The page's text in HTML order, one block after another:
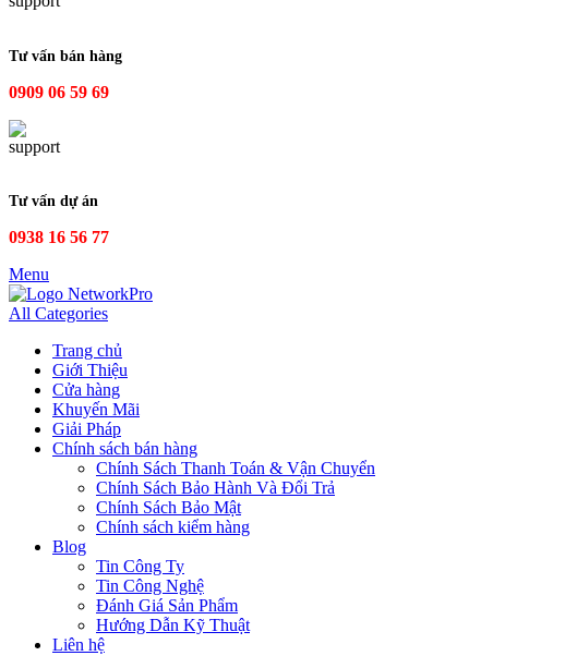
Tư vấn bán hàng
0909 06 59 69
Tư vấn dự án
0938 16 56 77
Menu
All Categories
Trang chủ
Giới Thiệu
Cửa hàng
Khuyến Mãi
Giải Pháp
Chính sách bán hàng
Chính Sách Thanh Toán & Vận Chuyển
Chính Sách Bảo Hành Và Đổi Trả
Chính Sách Bảo Mật
Chính sách kiểm hàng
Blog
Tin Công Ty
Tin Công Nghệ
Đánh Giá Sản Phẩm
Hướng Dẫn Kỹ Thuật
Liên hệ